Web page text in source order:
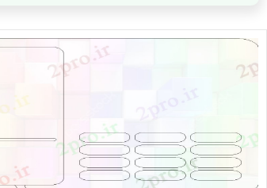
ثبت
علاقه
مندی
ها